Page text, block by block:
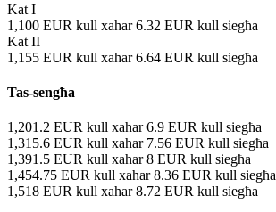
Kat I
1,100 EUR kull xahar6.32 EUR kull siegħa
Kat II
1,155 EUR kull xahar6.64 EUR kull siegħa
Tas-sengħa
1,201.2 EUR kull xahar6.9 EUR kull siegħa
1,315.6 EUR kull xahar 7.56 EUR kull siegħa
1,391.5 EUR kull xahar8 EUR kull siegħa
1,454.75 EUR kull xahar8.36 EUR kull siegħa
1,518 EUR kull xahar8.72 EUR kull siegħa